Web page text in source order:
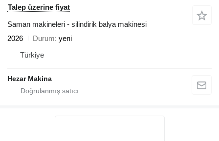
Talep üzerine fiyat
Saman makineleri - silindirik balya makinesi
2026
Durum yeni
Türkiye
Hezar Makina